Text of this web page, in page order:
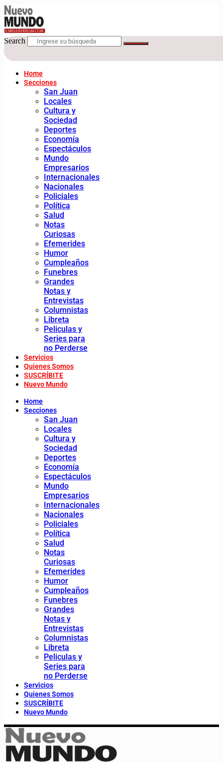
Search
Home
Secciones
San Juan
Locales
Cultura y
Sociedad
Deportes
Economía
Espectáculos
Mundo
Empresarios
Internacionales
Nacionales
Policiales
Política
Salud
Notas
Curiosas
Efemerides
Humor
Cumpleaños
Funebres
Grandes
Notas y
Entrevistas
Columnistas
Libreta
Peliculas y
Series para
no Perderse
Servicios
Quienes Somos
SUSCRÍBITE
Nuevo Mundo
Home
Secciones
San Juan
Locales
Cultura y
Sociedad
Deportes
Economía
Espectáculos
Mundo
Empresarios
Internacionales
Nacionales
Policiales
Política
Salud
Notas
Curiosas
Efemerides
Humor
Cumpleaños
Funebres
Grandes
Notas y
Entrevistas
Columnistas
Libreta
Peliculas y
Series para
no Perderse
Servicios
Quienes Somos
SUSCRÍBITE
Nuevo Mundo